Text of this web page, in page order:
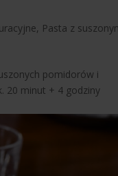
, Pasta z
pomidorów i
20 minut + 4 godziny